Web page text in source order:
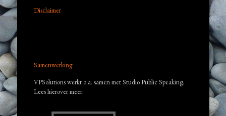
Disclaimer
Samenwerking
VPSolutions werkt o.a. samen met Studio Public Speaking.
Lees hierover meer: